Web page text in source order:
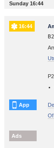
Sunday 16:44
16:44
App
Of
Ads